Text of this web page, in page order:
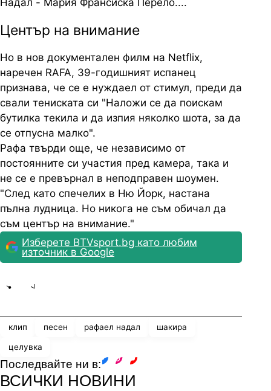
Надал - Мария Франсиска Перело....
Център на внимание
Но в нов документален филм на Netflix,
наречен RAFA, 39-годишният испанец
признава, че се е нуждаел от стимул, преди да
свали тениската си "Наложи се да поискам
бутилка текила и да изпия няколко шота, за да
се отпусна малко".
Рафа твърди още, че независимо от
постоянните си участия пред камера, така и
не се е превърнал в неподправен шоумен.
"След като спечелих в Ню Йорк, настана
пълна лудница. Но никога не съм обичал да
съм център на внимание."
Изберете BTVsport.bg като любим
източник в Google
клип песен рафаел надал шакира
целувка
Последвайте ни в:
ВСИЧКИ НОВИНИ